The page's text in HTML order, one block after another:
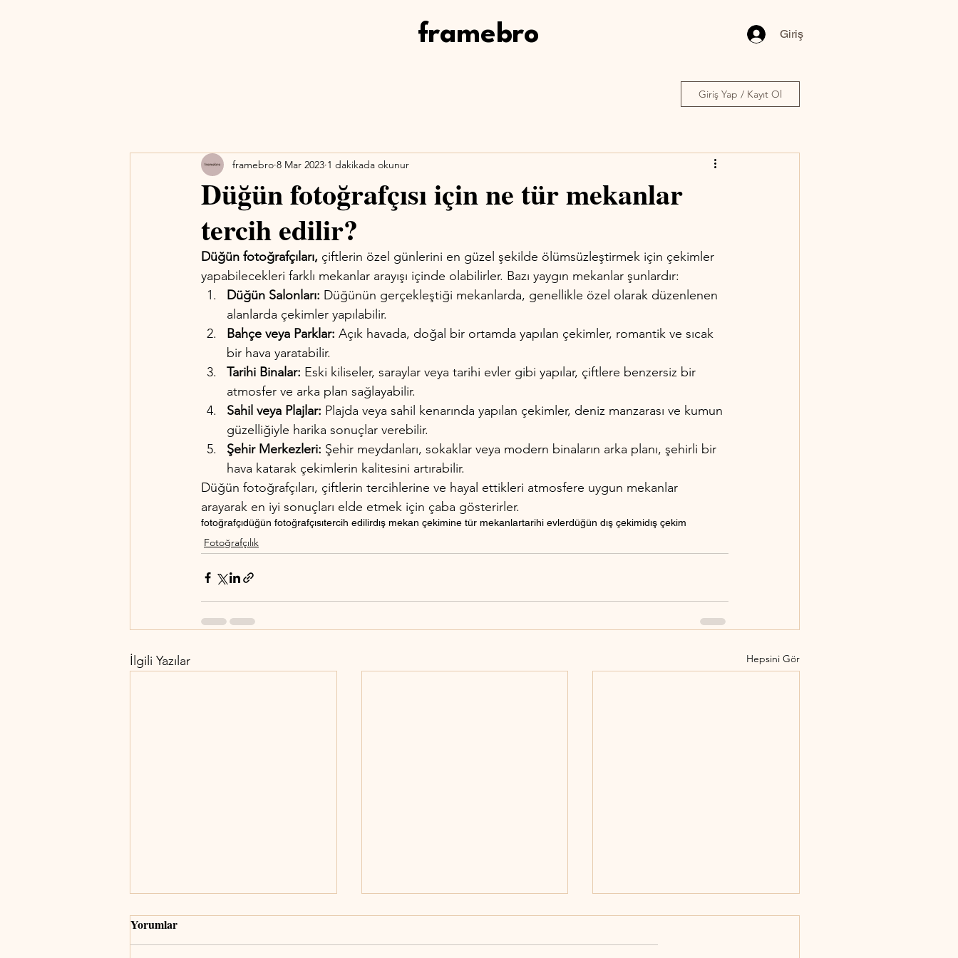
framebro Giriş
Giriş Yap / Kayıt Ol
Düğün fotoğrafçısı için ne tür mekanlar
tercih edilir?
framebro 8 Mar 2023 1 dakikada okunur
Düğün fotoğrafçıları, çiftlerin özel günlerini en güzel şekilde ölümsüzleştirmek için çekimler
yapabilecekleri farklı mekanlar arayışı içinde olabilirler. Bazı yaygın mekanlar şunlardır:
Düğün Salonları: Düğünün gerçekleştiği mekanlarda, genellikle özel olarak düzenlenen
alanlarda çekimler yapılabilir.
Bahçe veya Parklar: Açık havada, doğal bir ortamda yapılan çekimler, romantik ve sıcak
bir hava yaratabilir.
Tarihi Binalar: Eski kiliseler, saraylar veya tarihi evler gibi yapılar, çiftlere benzersiz bir
atmosfer ve arka plan sağlayabilir.
Sahil veya Plajlar: Plajda veya sahil kenarında yapılan çekimler, deniz manzarası ve kumun
güzelliğiyle harika sonuçlar verebilir.
Şehir Merkezleri: Şehir meydanları, sokaklar veya modern binaların arka planı, şehirli bir
hava katarak çekimlerin kalitesini artırabilir.
Düğün fotoğrafçıları, çiftlerin tercihlerine ve hayal ettikleri atmosfere uygun mekanlar
arayarak en iyi sonuçları elde etmek için çaba gösterirler.
fotoğrafçıdüğün fotoğrafçısıtercih edilirdış mekan çekimine tür mekanlartarihi evlerdüğün dış çekimidış çekim
Fotoğrafçılık
İlgili Yazılar Hepsini Gör
Yorumlar